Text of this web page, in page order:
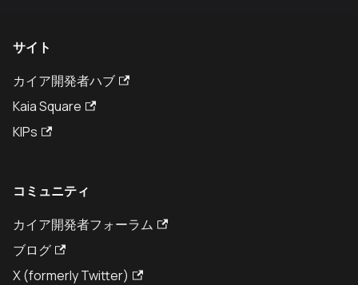
サイト
カイア開発者ハブ
Kaia Square
KIPs
コミュニティ
カイア開発者フォーラム
ブログ
X (formerly Twitter)